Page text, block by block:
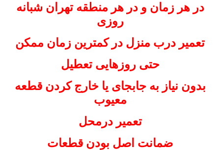
در هر زمان و در هر منطقه تهران شبانه
روزی
تعمیر درب منزل در کمترین زمان ممکن
حتی روزهایی تعطیل
بدون نیاز به جابجای یا خارج کردن قطعه
معیوب
تعمیر درمحل
ضمانت اصل بودن قطعات